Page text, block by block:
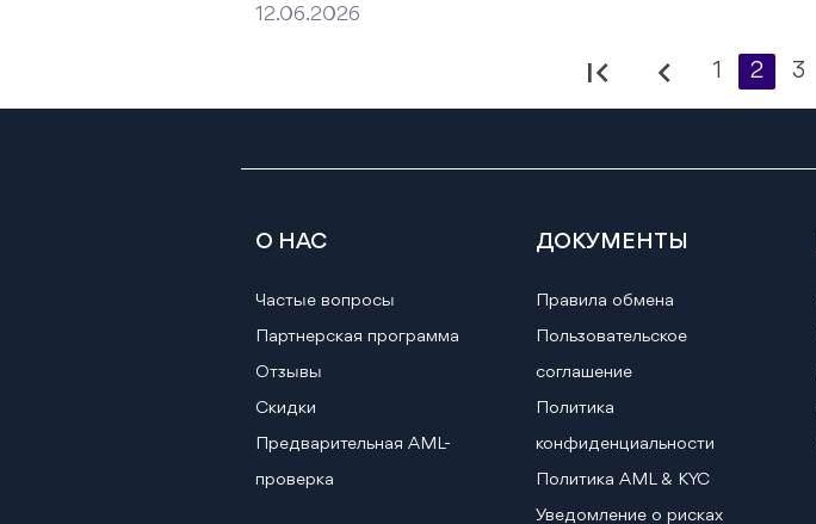
12.06.2026
first_page chevron_left 1 2 3
О НАС
Частые вопросы
Партнерская программа
Отзывы
Скидки
Предварительная AML-
проверка
ДОКУМЕНТЫ
Правила обмена
Пользовательское
соглашение
Политика
конфиденциальности
Политика AML & KYC
Уведомление о рисках